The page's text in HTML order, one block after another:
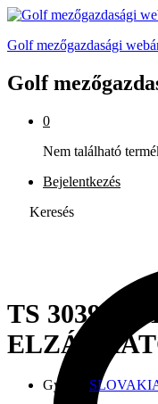
Golf mezőgazdasági
Golf
0
Nem található
Bejelentkezés
Keresés
TS 3039
Gyártó: